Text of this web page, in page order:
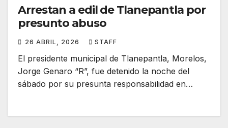
Arrestan a edil de Tlanepantla por
presunto abuso
26 ABRIL, 2026 STAFF
El presidente municipal de Tlanepantla, Morelos,
Jorge Genaro “R”, fue detenido la noche del
sábado por su presunta responsabilidad en…